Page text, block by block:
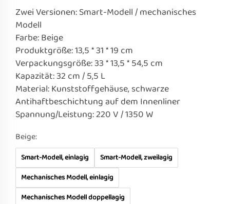
Zwei Versionen: Smart-Modell / mechanisches
Modell
Farbe: Beige
Produktgröße: 13,5 * 31 * 19 cm
Verpackungsgröße: 33 * 13,5 * 54,5 cm
Kapazität: 32 cm / 5,5 L
Material: Kunststoffgehäuse, schwarze
Antihaftbeschichtung auf dem Innenliner
Spannung/Leistung: 220 V / 1350 W
Beige:
Smart-Modell, einlagig
Smart-Modell, zweilagig
Mechanisches Modell, einlagig
Mechanisches Modell doppellagig